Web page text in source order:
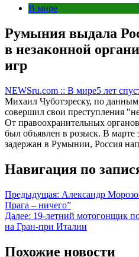
В мире
Румыния выдала
в незаконной
игр
NEWSru.com :: В мире5 лет
Михаил Чуботэреску, по
совершил свои преступления
От правоохранительных
был объявлен в розыск. В марте
задержан в Румынии, Россия
Навигация по
Предыдущая: Александр
Прага – ничего”
Далее: 19-летний мотогонщик
на Гран-при Италии
Похожие новости